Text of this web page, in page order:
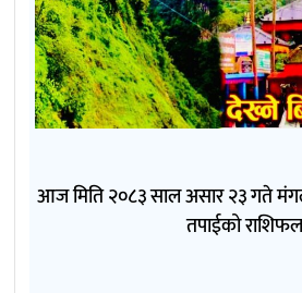
आज मिति २०८३ साल असार २३ गते
तपाईको राशिफल